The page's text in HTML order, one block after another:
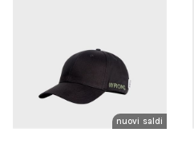
nuovi arrivi
saldi